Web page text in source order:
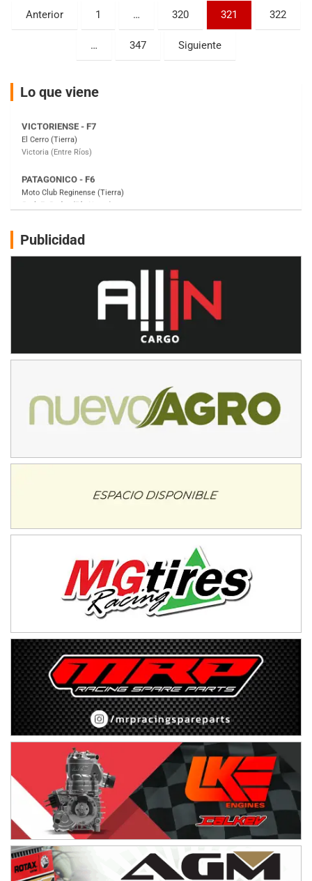
Paginación
de
entradas
Anterior 1 … 320 321 322
… 347 Siguiente
Lo que viene
Villaguay (Entre Ríos)
El Cerro (Tierra)
Victoria (Entre Ríos)
PATAGONICO - F6
Moto Club Reginense (Tierra)
Gral. E. Godoy (Río Negro)
CSK - F7
Juventud Unida (Tierra)
NORESTE SANTAFESINO - F6
Ciudad de Avellaneda (Asfalto)
SUR SANTAFESINO - F4
Juan Navarro (Asfalto)
COBERTURA ESPECIAL DE E-KART.COM.AR
08/09-AGO
Baradero (Buenos Aires)
Ciudad de Trenque Lauquen (Asfalto)
ENTRERRIANO - F6 (POSTERGADA)
Villaguay (Entre Ríos)
VICTORIENSE - F7
El Cerro (Tierra)
Victoria (Entre Ríos)
PATAGONICO - F6
Moto Club Reginense (Tierra)
Gral. E. Godoy (Río Negro)
CSK - F7
Juventud Unida (Tierra)
Humboldt (Santa Fe)
NORESTE SANTAFESINO - F6
Ciudad de Avellaneda (Asfalto)
Avellaneda (Santa Fe)
SUR SANTAFESINO - F4
José Samuel Sánchez (Tierra)
Rufino (Santa Fe)
TUCUMANO - F5
Juan Navarro (Asfalto)
Publicidad